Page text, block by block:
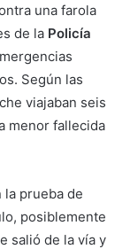
una farola
de la Policía
Según las
viajaban seis
menor fallecida
la prueba de
posiblemente
salió de la vía y